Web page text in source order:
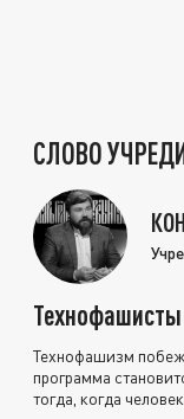
СЛОВО
Технофашисты
Технофашизм
программа
тогда, когда